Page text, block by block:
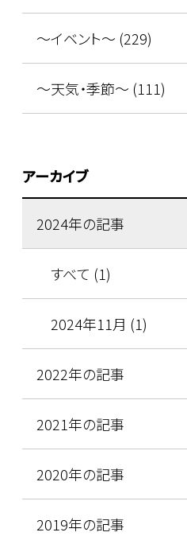
～イベント～ (229)
～天気・季節～ (111)
アーカイブ
2024年の記事
すべて (1)
2024年11月 (1)
2022年の記事
2021年の記事
2020年の記事
2019年の記事